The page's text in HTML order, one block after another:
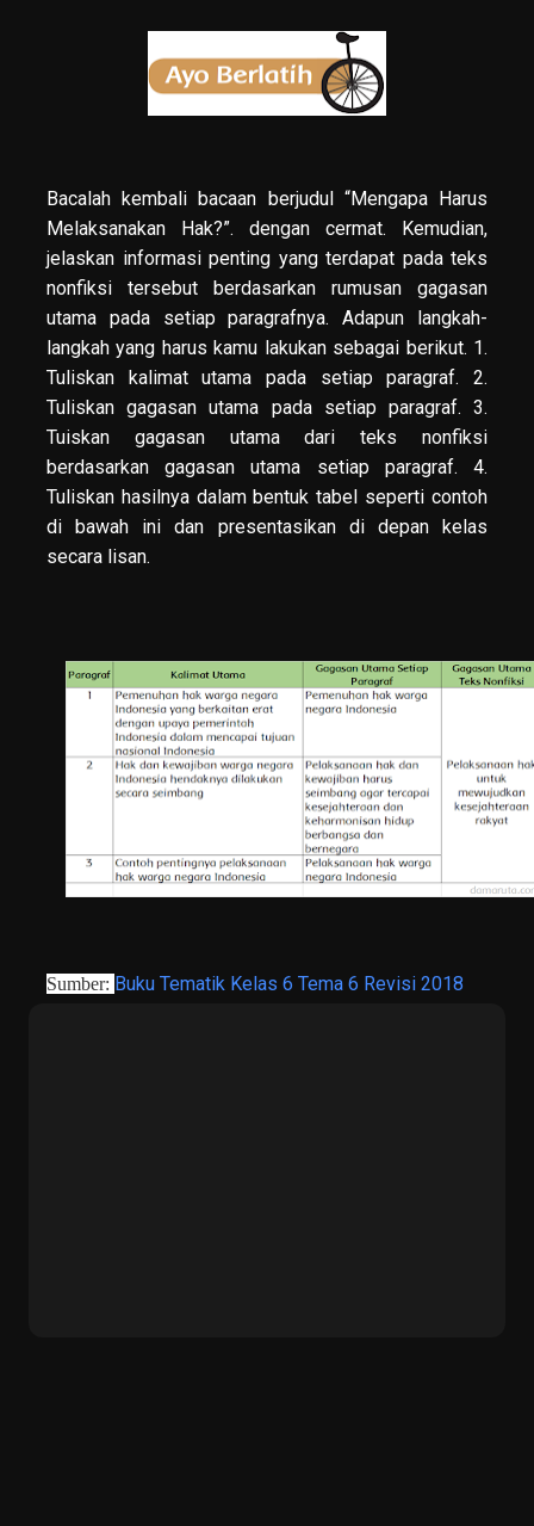
Bacalah kembali bacaan berjudul “Mengapa Harus
Melaksanakan Hak?”. dengan cermat. Kemudian,
jelaskan informasi penting yang terdapat pada teks
nonfiksi tersebut berdasarkan rumusan gagasan
utama pada setiap paragrafnya. Adapun langkah-
langkah yang harus kamu lakukan sebagai berikut. 1.
Tuliskan kalimat utama pada setiap paragraf. 2.
Tuliskan gagasan utama pada setiap paragraf. 3.
Tuiskan gagasan utama dari teks nonfiksi
berdasarkan gagasan utama setiap paragraf. 4.
Tuliskan hasilnya dalam bentuk tabel seperti contoh
di bawah ini dan presentasikan di depan kelas
secara lisan.
Sumber: Buku Tematik Kelas 6 Tema 6 Revisi 2018